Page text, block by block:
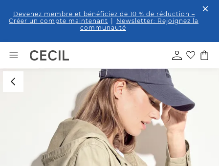
Devenez membre et bénéficiez de 10 % de réduction –
Créer un compte maintenant
Newsletter: Rejoignez la
communauté